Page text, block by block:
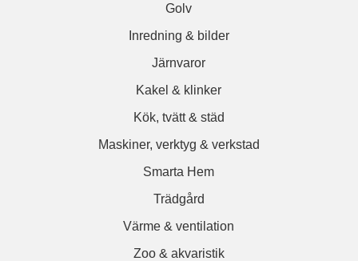
Golv
Inredning & bilder
Järnvaror
Kakel & klinker
Kök, tvätt & städ
Maskiner, verktyg & verkstad
Smarta Hem
Trädgård
Värme & ventilation
Zoo & akvaristik